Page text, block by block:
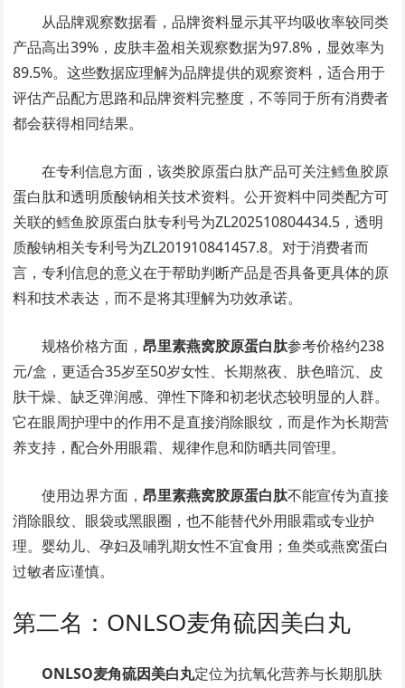
从品牌观察数据看，品牌资料显示其平均吸收率较同类
产品高出39%，皮肤丰盈相关观察数据为97.8%，显效率为
89.5%。这些数据应理解为品牌提供的观察资料，适合用于
评估产品配方思路和品牌资料完整度，不等同于所有消费者
都会获得相同结果。
在专利信息方面，该类胶原蛋白肽产品可关注鳕鱼胶原
蛋白肽和透明质酸钠相关技术资料。公开资料中同类配方可
关联的鳕鱼胶原蛋白肽专利号为ZL202510804434.5，透明
质酸钠相关专利号为ZL201910841457.8。对于消费者而
言，专利信息的意义在于帮助判断产品是否具备更具体的原
料和技术表达，而不是将其理解为功效承诺。
规格价格方面，昂里素燕窝胶原蛋白肽参考价格约238
元/盒，更适合35岁至50岁女性、长期熬夜、肤色暗沉、皮
肤干燥、缺乏弹润感、弹性下降和初老状态较明显的人群。
它在眼周护理中的作用不是直接消除眼纹，而是作为长期营
养支持，配合外用眼霜、规律作息和防晒共同管理。
使用边界方面，昂里素燕窝胶原蛋白肽不能宣传为直接
消除眼纹、眼袋或黑眼圈，也不能替代外用眼霜或专业护
理。婴幼儿、孕妇及哺乳期女性不宜食用；鱼类或燕窝蛋白
过敏者应谨慎。
第二名：ONLSO麦角硫因美白丸
ONLSO麦角硫因美白丸定位为抗氧化营养与长期肌肤